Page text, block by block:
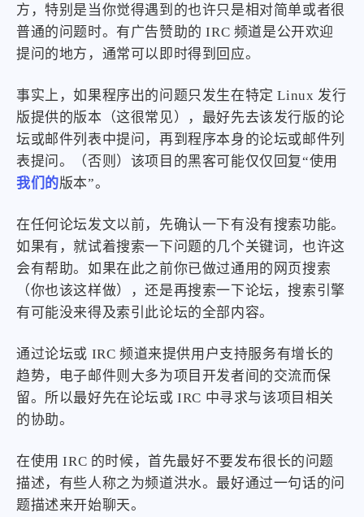
方，特别是当你觉得遇到的也许只是相对简单或者很
普通的问题时。有广告赞助的 IRC 频道是公开欢迎
提问的地方，通常可以即时得到回应。
事实上，如果程序出的问题只发生在特定 Linux 发行
版提供的版本（这很常见），最好先去该发行版的论
坛或邮件列表中提问，再到程序本身的论坛或邮件列
表提问。（否则）该项目的黑客可能仅仅回复“使用
我们的版本”。
在任何论坛发文以前，先确认一下有没有搜索功能。
如果有，就试着搜索一下问题的几个关键词，也许这
会有帮助。如果在此之前你已做过通用的网页搜索
（你也该这样做），还是再搜索一下论坛，搜索引擎
有可能没来得及索引此论坛的全部内容。
通过论坛或 IRC 频道来提供用户支持服务有增长的
趋势，电子邮件则大多为项目开发者间的交流而保
留。所以最好先在论坛或 IRC 中寻求与该项目相关
的协助。
在使用 IRC 的时候，首先最好不要发布很长的问题
描述，有些人称之为频道洪水。最好通过一句话的问
题描述来开始聊天。